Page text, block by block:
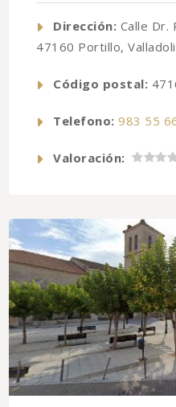
Dirección: Calle Dr.
47160 Portillo,
Código postal:
Telefono: 983 55
Valoración: